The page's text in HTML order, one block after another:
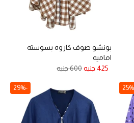
بونشو صوف كاروه بسوسته
اماميه
425 جنيه
600 جنيه
-29%